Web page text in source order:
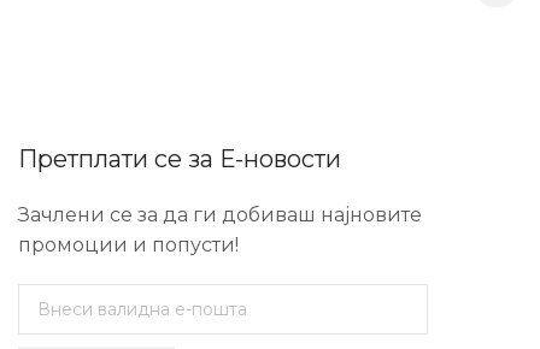
Претплати се за Е-новости
Зачлени се за да ги добиваш најновите
промоции и попусти!